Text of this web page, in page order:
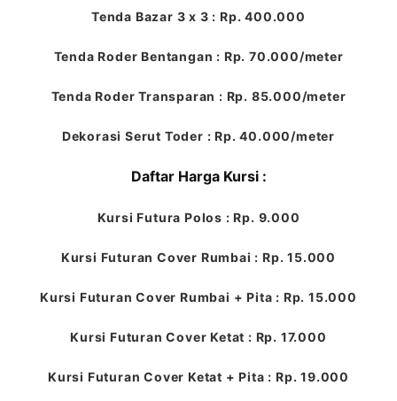
Tenda Bazar 3 x 3 : Rp. 400.000
Tenda Roder Bentangan : Rp. 70.000/meter
Tenda Roder Transparan : Rp. 85.000/meter
Dekorasi Serut Toder : Rp. 40.000/meter
Daftar Harga Kursi :
Kursi Futura Polos : Rp. 9.000
Kursi Futuran Cover Rumbai : Rp. 15.000
Kursi Futuran Cover Rumbai + Pita : Rp. 15.000
Kursi Futuran Cover Ketat : Rp. 17.000
Kursi Futuran Cover Ketat + Pita : Rp. 19.000